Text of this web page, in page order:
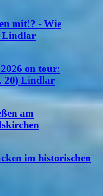
mit!? - Wie
Lindlar
on tour:
20) Lindlar
am
im historischen